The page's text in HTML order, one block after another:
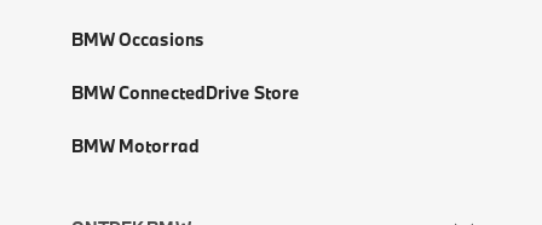
BMW Occasions
BMW ConnectedDrive Store
BMW Motorrad